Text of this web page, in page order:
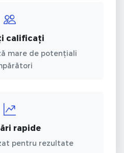
calificați
mare de potențiali
rapide
pentru rezultate